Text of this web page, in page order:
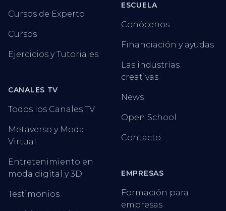
Cursos de Experto
Cursos
Ejercicios y Tutoriales
CANALES TV
Todos los Canales TV
Metaverso y Moda
Virtual
Entretenimiento en
moda digital y 3D
Testimonios
ESCUELA
Conócenos
Financiación y ayudas
Las industrias
creativas
News
Open School
Contacto
EMPRESAS
Formación para
empresas